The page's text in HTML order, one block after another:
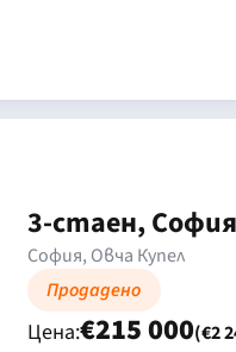
3-стаен, София
София, Овча Купел
Продадено
Цена:€215 000(€2